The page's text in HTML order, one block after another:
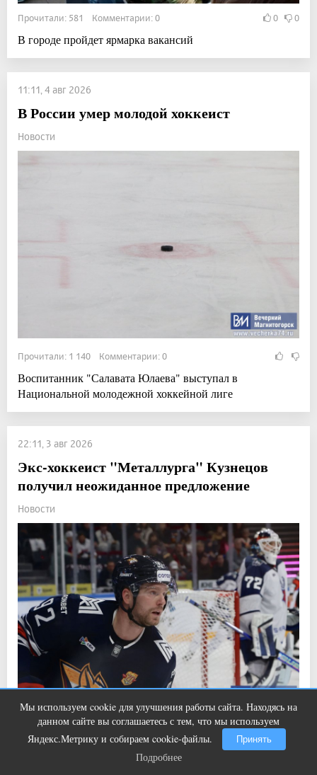
Прочитали: 581 Комментарии: 0 0 0
В городе пройдет ярмарка вакансий
11:11, 4 авг 2026
В России умер молодой хоккеист
Новости
Прочитали: 1 140 Комментарии: 0
Воспитанник "Салавата Юлаева" выступал в
Национальной молодежной хоккейной лиге
22:11, 3 авг 2026
Экс-хоккеист "Металлурга" Кузнецов
получил неожиданное предложение
Новости
Прочитали: 1 764 Комментарии: 0 5
Он может вернуться в "Трактор".
Мы используем cookie для улучшения работы сайта. Находясь на
данном сайте вы соглашаетесь с тем, что мы используем
Яндекс.Метрику и собираем cookie-файлы.
Принять
Подробнее